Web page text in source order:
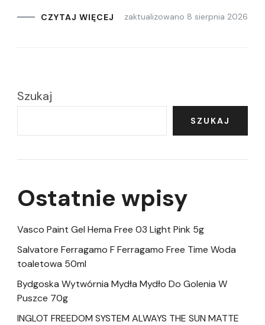
CZYTAJ WIĘCEJ zaktualizowano 8 sierpnia 2026
Szukaj
SZUKAJ
Ostatnie wpisy
Vasco Paint Gel Hema Free 03 Light Pink 5g
Salvatore Ferragamo F Ferragamo Free Time Woda
toaletowa 50ml
Bydgoska Wytwórnia Mydła Mydło Do Golenia W
Puszce 70g
INGLOT FREEDOM SYSTEM ALWAYS THE SUN MATTE